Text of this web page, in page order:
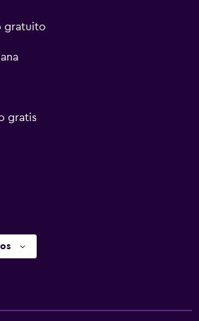
gratuito
gratis